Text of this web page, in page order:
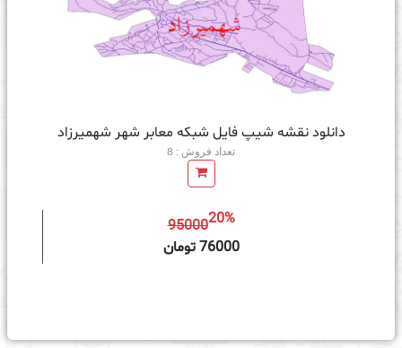
دانلود نقشه شیپ فایل شبکه معابر شهر شهمیرزاد
تعداد فروش : 8
9500020%
76000 تومان